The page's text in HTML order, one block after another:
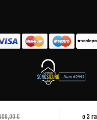
€ o 3
Rehappy® - ReBusiness Srl SB